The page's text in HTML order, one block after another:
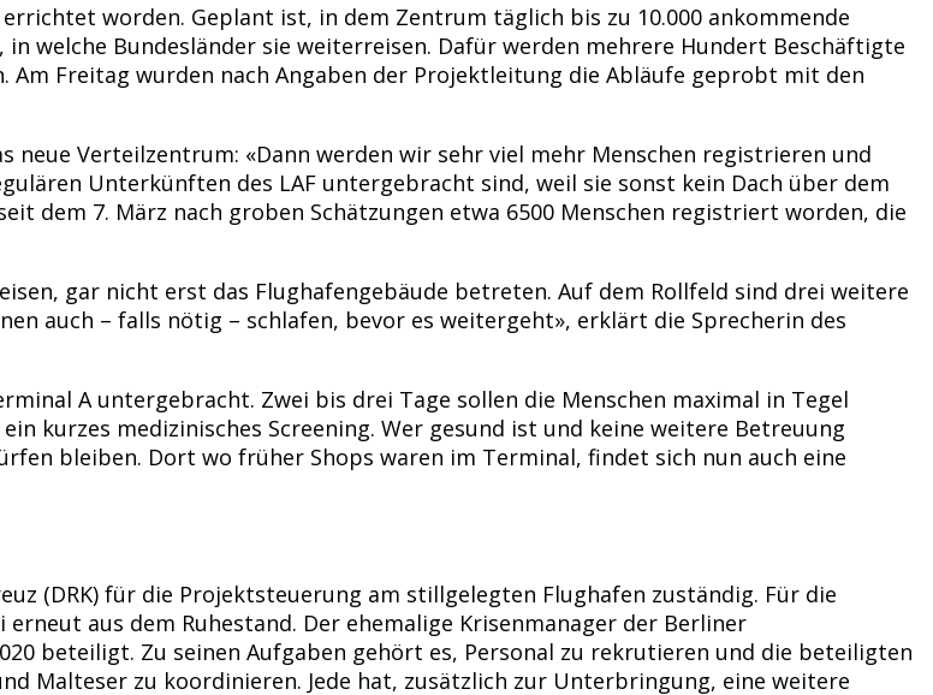
worden. Geplant ist, in dem Zentrum täglich bis zu 10.000 ankommende
welche Bundesländer sie weiterreisen. Dafür werden mehrere Hundert Beschäftigte
Am Freitag wurden nach Angaben der Projektleitung die Abläufe geprobt mit den
neue Verteilzentrum: «Dann werden wir sehr viel mehr Menschen registrieren und
Unterkünften des LAF untergebracht sind, weil sie sonst kein Dach über dem
dem 7. März nach groben Schätzungen etwa 6500 Menschen registriert worden, die
gar nicht erst das Flughafengebäude betreten. Auf dem Rollfeld sind drei weitere
auch – falls nötig – schlafen, bevor es weitergeht», erklärt die Sprecherin des
A untergebracht. Zwei bis drei Tage sollen die Menschen maximal in Tegel
kurzes medizinisches Screening. Wer gesund ist und keine weitere Betreuung
bleiben. Dort wo früher Shops waren im Terminal, findet sich nun auch eine
(DRK) für die Projektsteuerung am stillgelegten Flughafen zuständig. Für die
aus dem Ruhestand. Der ehemalige Krisenmanager der Berliner
beteiligt. Zu seinen Aufgaben gehört es, Personal zu rekrutieren und die beteiligten
Malteser zu koordinieren. Jede hat, zusätzlich zur Unterbringung, eine weitere